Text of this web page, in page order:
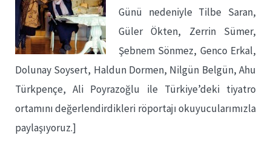
Günü nedeniyle Tilbe Saran,
Güler Ökten, Zerrin Sümer,
Şebnem Sönmez, Genco Erkal,
Dolunay Soysert, Haldun Dormen, Nilgün Belgün, Ahu
Türkpençe, Ali Poyrazoğlu ile Türkiye’deki tiyatro
ortamını değerlendirdikleri röportajı okuyucularımızla
paylaşıyoruz.]